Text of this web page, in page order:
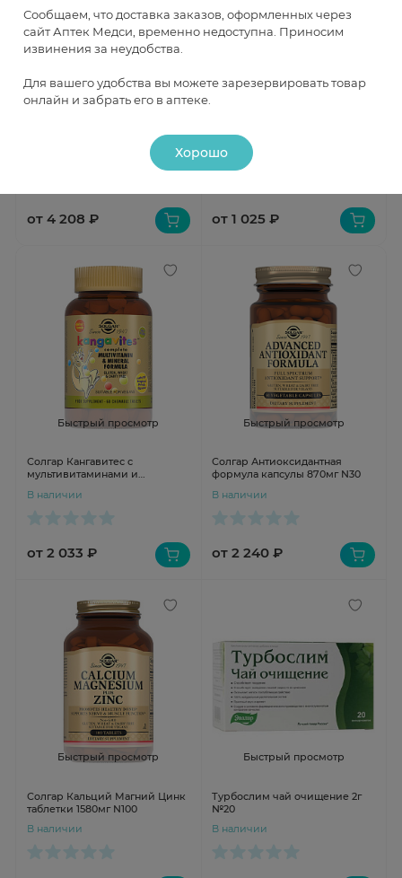
Быстрый просмотр
от 4 208 ₽
Быстрый просмотр
В наличии
от 1 025 ₽
Быстрый просмотр
Солгар Кангавитес с
мультивитаминами и
тропических фруктов
В наличии
от 2 033 ₽
Быстрый просмотр
Солгар Антиоксидантная
формула капсулы 870мг N30
В наличии
от 2 240 ₽
Быстрый просмотр
Солгар Кальций Магний Цинк
таблетки 1580мг N100
В наличии
Быстрый просмотр
Турбослим чай очищение 2г
№20
В наличии
Сообщаем, что доставка заказов, оформленных через
сайт Аптек Медси, временно недоступна. Приносим
извинения за неудобства.
Для вашего удобства вы можете зарезервировать товар
онлайн и забрать его в аптеке.
Хорошо